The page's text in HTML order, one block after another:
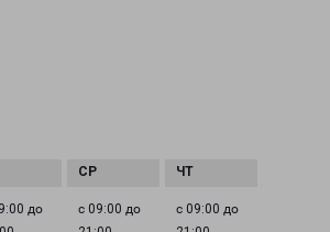
до
с 09:00 до
с 09:00 до